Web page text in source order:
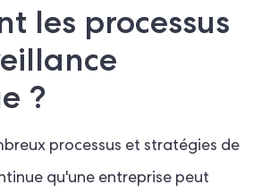
les processus
?
processus et stratégies de
qu'une entreprise peut